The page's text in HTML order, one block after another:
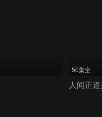
50集全
人间正